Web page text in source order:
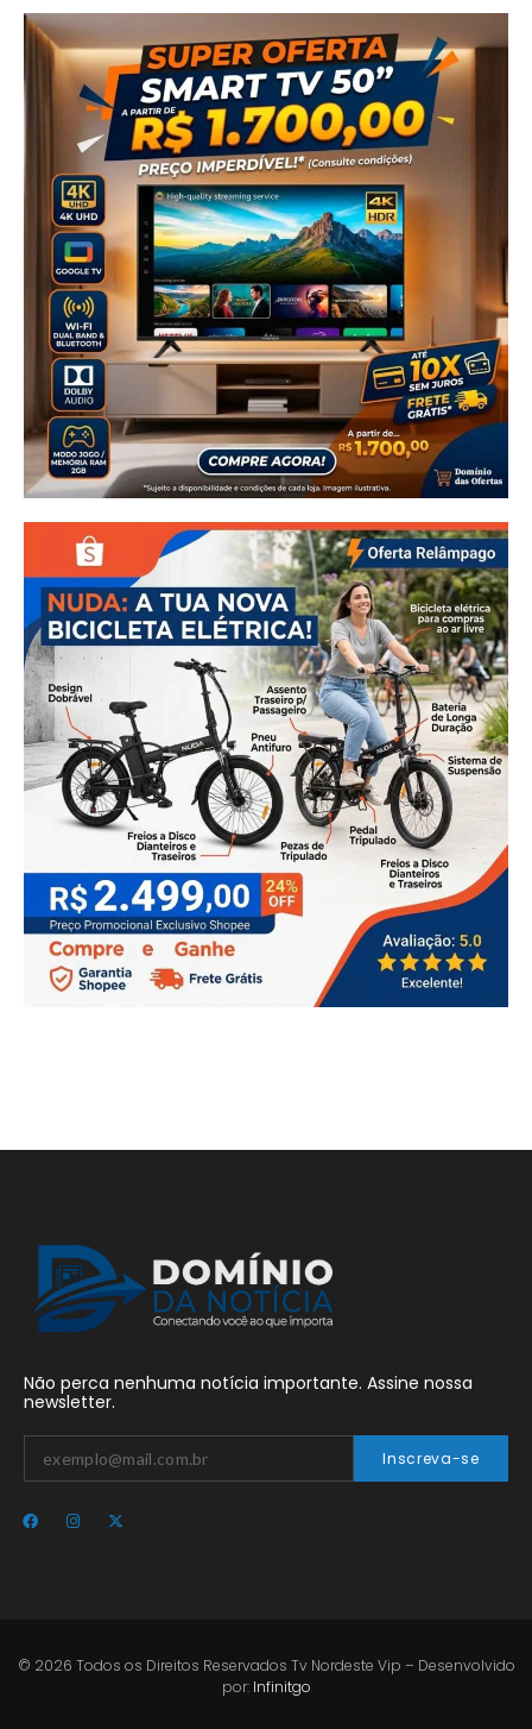
Não perca nenhuma notícia importante. Assine nossa
newsletter.
Inscreva-se
© 2026 Todos os Direitos Reservados Tv Nordeste Vip – Desenvolvido
por: Infinitgo